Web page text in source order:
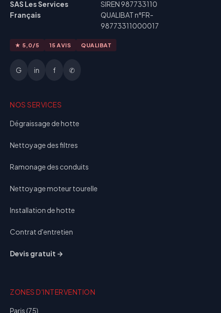
SAS Les Services
Français
SIREN 987733110
QUALIBAT n°FR-
98773311000017
★ 5,0/5 15 AVIS QUALIBAT
G in f ✆
NOS SERVICES
Dégraissage de hotte
Nettoyage des filtres
Ramonage des conduits
Nettoyage moteur tourelle
Installation de hotte
Contrat d'entretien
Devis gratuit →
ZONES D'INTERVENTION
Paris (75)